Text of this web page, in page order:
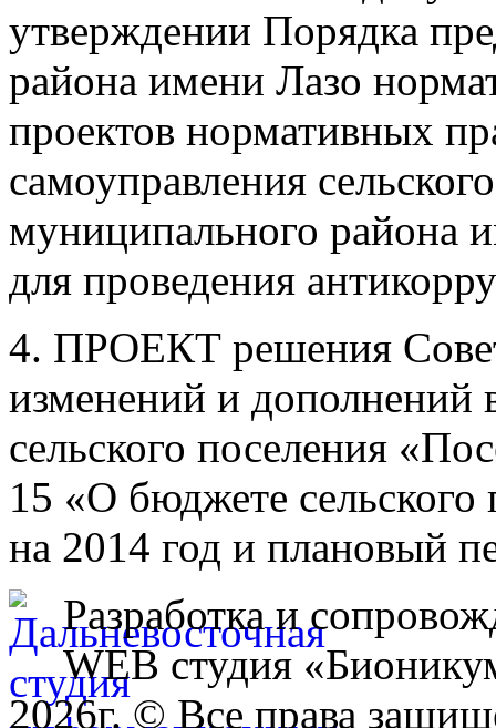
утверждении Порядка
района имени Лазо
проектов нормативных
самоуправления
муниципального района
для проведения
4. ПРОЕКТ решения
изменений и дополнений
сельского поселения
15 «О бюджете
на 2014 год и плановый
Разработка и
WEB студия
2026г. © Все права